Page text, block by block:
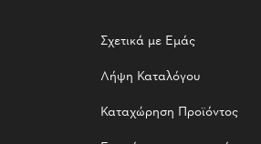
Σχετικά με Εμάς
Λήψη Καταλόγου
Καταχώρηση Προϊόντος